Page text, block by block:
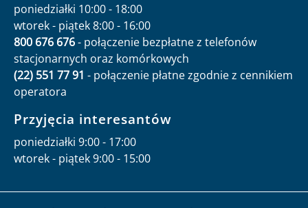
poniedziałki 10:00 - 18:00
wtorek - piątek 8:00 - 16:00
800 676 676- połączenie bezpłatne z telefonów
stacjonarnych oraz komórkowych
(22) 551 77 91 - połączenie płatne zgodnie z cennikiem
operatora
Przyjęcia interesantów
poniedziałki 9:00 - 17:00
wtorek - piątek 9:00 - 15:00